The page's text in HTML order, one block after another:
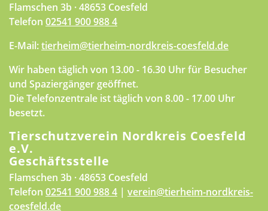
Flamschen 3b · 48653 Coesfeld
Telefon 02541 900 988 4
E-Mail:tierheim@tierheim-nordkreis-coesfeld.de
Wir haben täglich von 13.00 - 16.30 Uhr für Besucher
und Spaziergänger geöffnet.
Die Telefonzentrale ist täglich von 8.00 - 17.00 Uhr
besetzt.
Tierschutzverein Nordkreis Coesfeld
e.V.
Geschäftsstelle
Flamschen 3b · 48653 Coesfeld
Telefon 02541 900 988 4 | verein@tierheim-nordkreis-
coesfeld.de